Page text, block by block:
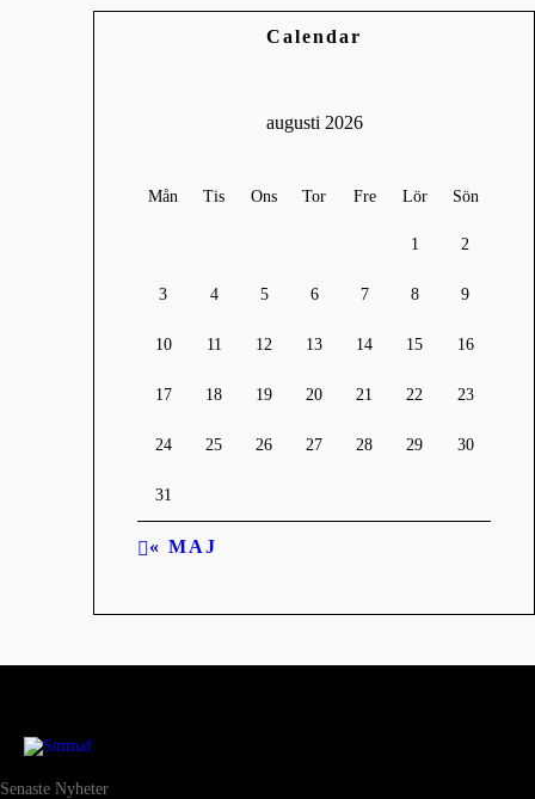
Calendar
augusti 2026
Mån Tis Ons Tor Fre Lör Sön
1 2
3 4 5 6 7 8 9
10 11 12 13 14 15 16
17 18 19 20 21 22 23
24 25 26 27 28 29 30
31
« MAJ
Senaste Nyheter